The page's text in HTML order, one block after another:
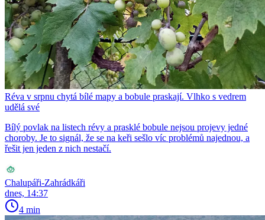
Réva v srpnu chytá bílé mapy a bobule praskají. Vlhko s vedrem
udělá své
Bílý povlak na listech révy a prasklé bobule nejsou projevy jedné
choroby. Je to signál, že se na keři sešlo víc problémů najednou, a
řešit jen jeden z nich nestačí.
Chalupáři-Zahrádkáři
dnes, 14:37
4 min